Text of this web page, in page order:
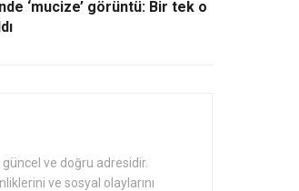
‘mucize’ görüntü: Bir tek o
ve doğru adresidir.
ve sosyal olaylarını